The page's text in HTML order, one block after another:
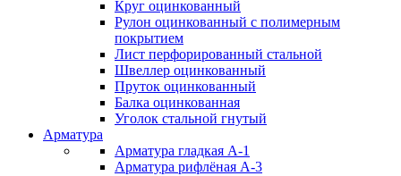
Круг оцинкованный
Рулон оцинкованный с полимерным
покрытием
Лист перфорированный стальной
Швеллер оцинкованный
Пруток оцинкованный
Балка оцинкованная
Уголок стальной гнутый
Арматура
Арматура гладкая А-1
Арматура рифлёная А-3